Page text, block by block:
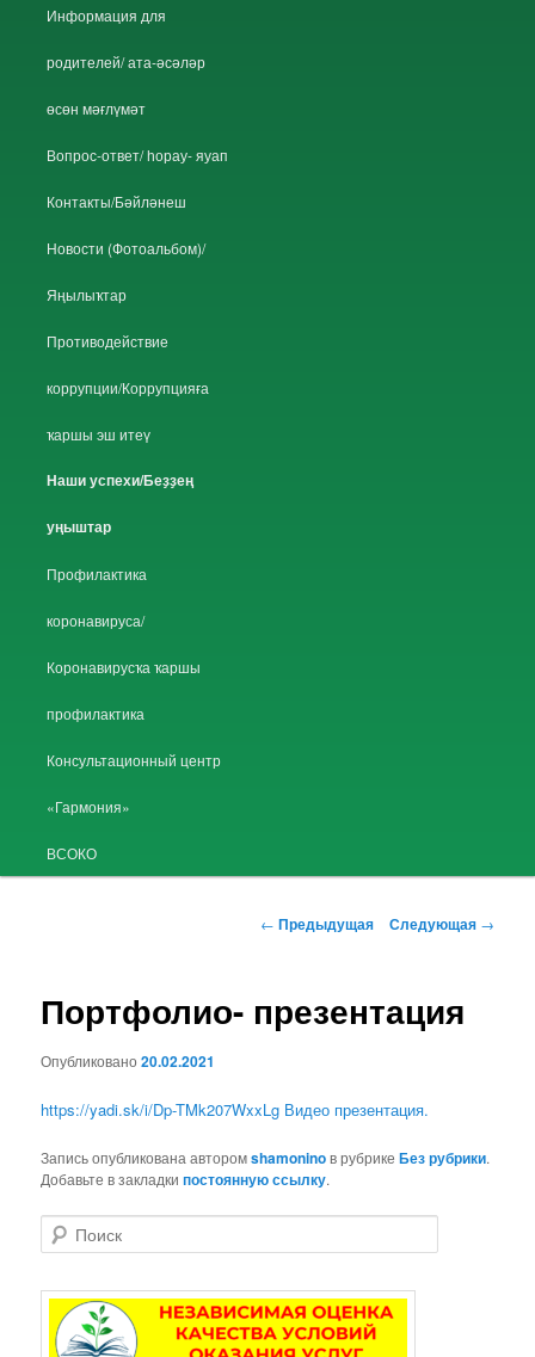
Информация для
родителей/ ата-әсәләр
өсөн мәғлүмәт
Вопрос-ответ/ һорау- яуап
Контакты/Бәйләнеш
Новости (Фотоальбом)/
Яңылыҡтар
Противодействие
коррупции/Коррупцияға
ҡаршы эш итеү
Наши успехи/Беҙҙең
уңыштар
Профилактика
коронавируса/
Коронавирусҡа ҡаршы
профилактика
Консультационный центр
«Гармония»
ВСОКО
Навигация по записям
← Предыдущая Следующая →
Портфолио- презентация
Опубликовано20.02.2021
https://yadi.sk/i/Dp-TMk207WxxLg Видео презентация.
Запись опубликована авторомshamoninoв рубрикеБез рубрики.
Добавьте в закладкипостоянную ссылку.
Поиск